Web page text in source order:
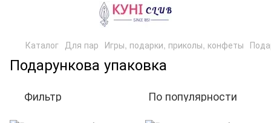
Каталог Для пар Игры, подарки, приколы, конфеты
Подарункова упаковка
Фильтр По популярности